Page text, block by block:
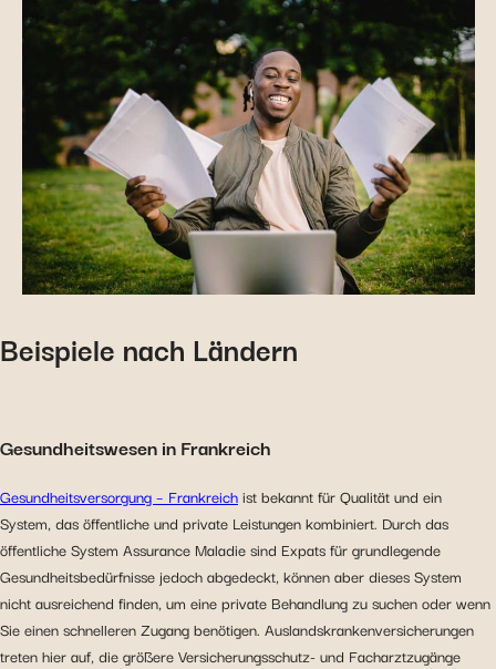
Beispiele nach Ländern
Gesundheitswesen in Frankreich
Gesundheitsversorgung – Frankreichist bekannt für Qualität und ein
System, das öffentliche und private Leistungen kombiniert. Durch das
öffentliche System Assurance Maladie sind Expats für grundlegende
Gesundheitsbedürfnisse jedoch abgedeckt, können aber dieses System
nicht ausreichend finden, um eine private Behandlung zu suchen oder wenn
Sie einen schnelleren Zugang benötigen. Auslandskrankenversicherungen
treten hier auf, die größere Versicherungsschutz- und Facharztzugänge